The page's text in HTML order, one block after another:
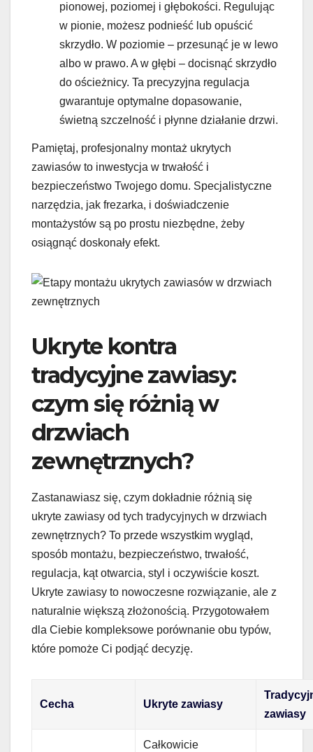
pionowej, poziomej i głębokości. Regulując
w pionie, możesz podnieść lub opuścić
skrzydło. W poziomie – przesunąć je w lewo
albo w prawo. A w głębi – docisnąć skrzydło
do ościeżnicy. Ta precyzyjna regulacja
gwarantuje optymalne dopasowanie,
świetną szczelność i płynne działanie drzwi.
Pamiętaj, profesjonalny montaż ukrytych
zawiasów to inwestycja w trwałość i
bezpieczeństwo Twojego domu. Specjalistyczne
narzędzia, jak frezarka, i doświadczenie
montażystów są po prostu niezbędne, żeby
osiągnąć doskonały efekt.
Ukryte kontra
tradycyjne zawiasy:
czym się różnią w
drzwiach
zewnętrznych?
Zastanawiasz się, czym dokładnie różnią się
ukryte zawiasy od tych tradycyjnych w drzwiach
zewnętrznych? To przede wszystkim wygląd,
sposób montażu, bezpieczeństwo, trwałość,
regulacja, kąt otwarcia, styl i oczywiście koszt.
Ukryte zawiasy to nowoczesne rozwiązanie, ale z
naturalnie większą złożonością. Przygotowałem
dla Ciebie kompleksowe porównanie obu typów,
które pomoże Ci podjąć decyzję.
Cecha Ukryte zawiasy
zawiasy
Całkowicie